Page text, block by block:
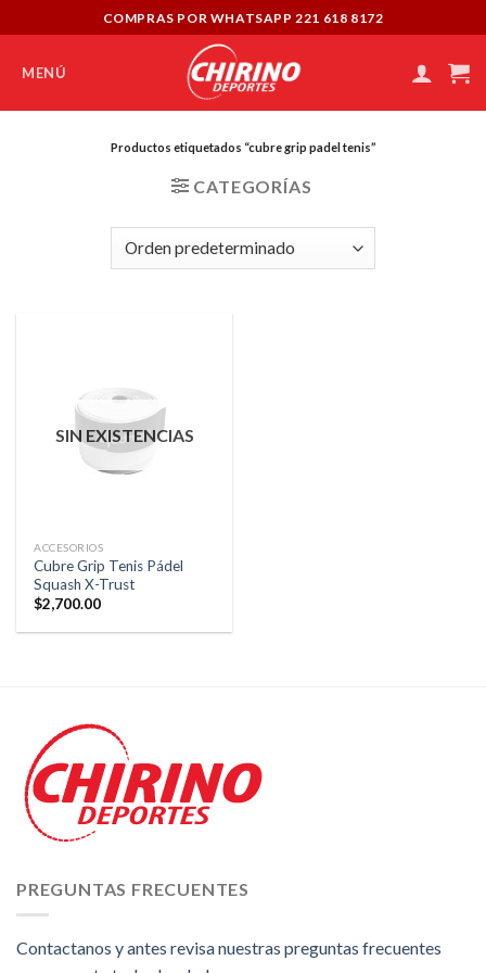
to
content
COMPRAS POR WHATSAPP 221 618 8172
MENÚ
Productos etiquetados “cubre grip padel tenis”
CATEGORÍAS
SIN EXISTENCIAS
ACCESORIOS
Cubre Grip Tenis Pádel
Squash X-Trust
$2,700.00
PREGUNTAS FRECUENTES
Contactanos y antes revisa nuestras preguntas frecuentes